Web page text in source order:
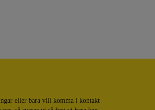
eller bara vill komma i kontakt